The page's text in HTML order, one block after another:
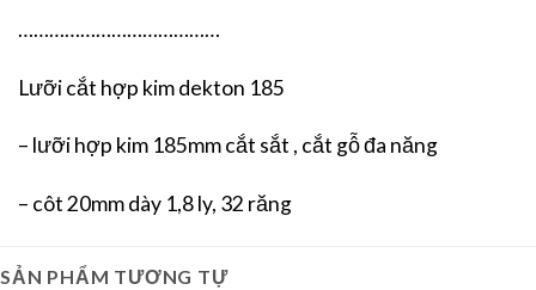
…………………………………
Lưỡi cắt hợp kim dekton 185
– lưỡi hợp kim 185mm cắt sắt , cắt gỗ đa năng
– côt 20mm dày 1,8 ly, 32 răng
SẢN PHẨM TƯƠNG TỰ